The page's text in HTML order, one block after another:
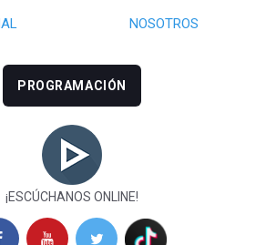
NOSOTROS
PROGRAMACIÓN
¡ESCÚCHANOS ONLINE!